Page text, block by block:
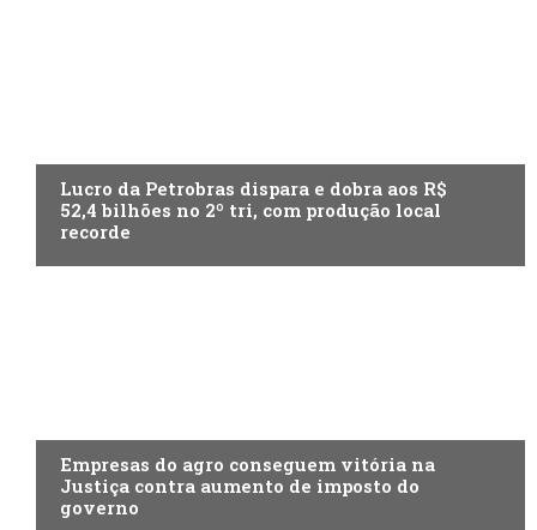
Lucro da Petrobras dispara e dobra aos R$
52,4 bilhões no 2º tri, com produção local
recorde
Empresas do agro conseguem vitória na
Justiça contra aumento de imposto do
governo